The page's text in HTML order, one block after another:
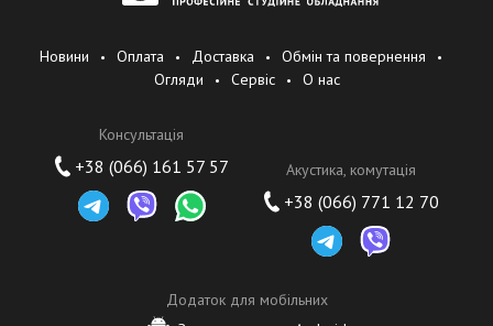
Новини Оплата Доставка
Обмін та повернення
Огляди
Сервіс О нас
Консультація
+38 (066) 161 57 57 Акустика, комутація
+38 (066) 771 12 70
Додаток для мобільних